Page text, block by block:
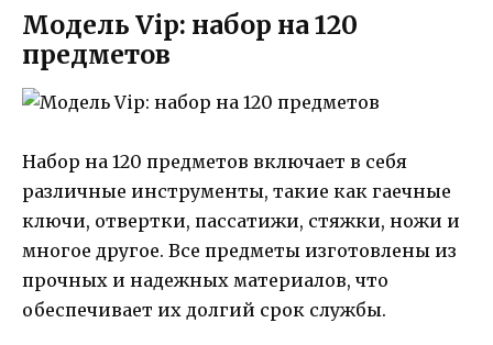
Модель Vip: набор на 120
предметов
Набор на 120 предметов включает в себя
различные инструменты, такие как гаечные
ключи, отвертки, пассатижи, стяжки, ножи и
многое другое. Все предметы изготовлены из
прочных и надежных материалов, что
обеспечивает их долгий срок службы.